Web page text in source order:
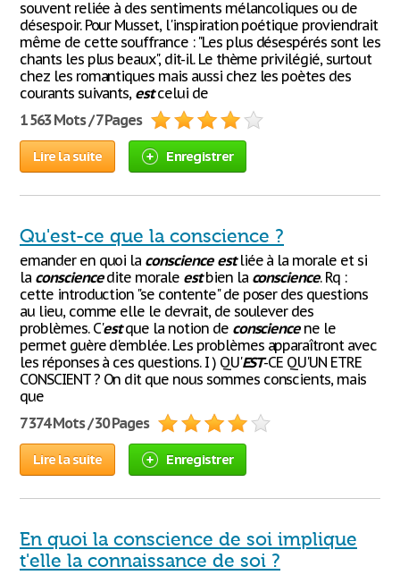
souvent reliée à des sentiments mélancoliques ou de
désespoir. Pour Musset, l'inspiration poétique proviendrait
même de cette souffrance : "Les plus désespérés sont les
chants les plus beaux", dit-il. Le thème privilégié, surtout
chez les romantiques mais aussi chez les poètes des
courants suivants, estcelui de
1 563 Mots / 7 Pages
Lire la suite Enregistrer
Qu'est-ce que la conscience ?
emander en quoi la conscience estliée à la morale et si
la consciencedite morale estbien la conscience. Rq :
cette introduction "se contente" de poser des questions
au lieu, comme elle le devrait, de soulever des
problèmes. C'estque la notion de consciencene le
permet guère d'emblée. Les problèmes apparaîtront avec
les réponses à ces questions. I ) QU'EST-CE QU'UN ETRE
CONSCIENT ? On dit que nous sommes conscients, mais
que
7 374 Mots / 30 Pages
Lire la suite Enregistrer
En quoi la conscience de soi implique
t'elle la connaissance de soi ?